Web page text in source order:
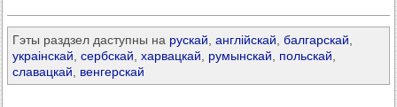
Гэты раздзел даступны на рускай англійскай балгарскай
украінскай сербскай харвацкай румынскай польскай
славацкай
венгерскай